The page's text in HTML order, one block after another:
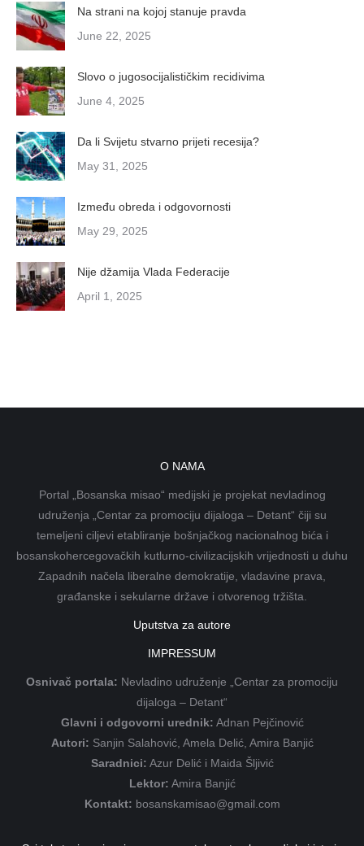
Na strani na kojoj stanuje pravda
June 22, 2025
Slovo o jugosocijalističkim recidivima
June 4, 2025
Da li Svijetu stvarno prijeti recesija?
May 31, 2025
Između obreda i odgovornosti
May 29, 2025
Nije džamija Vlada Federacije
April 1, 2025
O NAMA
Portal „Bosanska misao“ medijski je projekat nevladinog
udruženja „Centar za promociju dijaloga – Detant“ čiji su
temeljeni ciljevi etabliranje bošnjačkog nacionalnog bića i
bosanskohercegovačkih kutlurno-civilizacijskih vrijednosti u duhu
Zapadnih načela liberalne demokratije, vladavine prava,
građanske i sekularne države i otvorenog tržišta.
Uputstva za autore
IMPRESSUM
Osnivač portala: Nevladino udruženje „Centar za promociju
dijaloga – Detant“
Glavni i odgovorni urednik: Adnan Pejčinović
Autori: Sanjin Salahović, Amela Delić, Amira Banjić
Saradnici: Azur Delić i Maida Šljivić
Lektor: Amira Banjić
Kontakt: bosanskamisao@gmail.com